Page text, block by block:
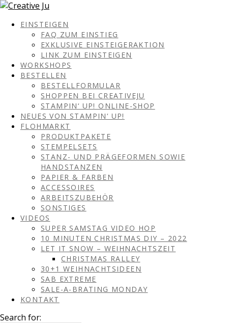
EINSTEIGEN
FAQ ZUM EINSTIEG
EXKLUSIVE EINSTEIGERAKTION
LINK ZUM EINSTEIGEN
WORKSHOPS
BESTELLEN
BESTELLFORMULAR
SHOPPEN BEI CREATIVEJU
STAMPIN‘ UP! ONLINE-SHOP
NEUES VON STAMPIN‘ UP!
FLOHMARKT
PRODUKTPAKETE
STEMPELSETS
STANZ- UND PRÄGEFORMEN SOWIE
HANDSTANZEN
PAPIER & FARBEN
ACCESSOIRES
ARBEITSZUBEHÖR
SONSTIGES
VIDEOS
SUPER SAMSTAG VIDEO HOP
10 MINUTEN CHRISTMAS DIY – 2022
LET IT SNOW – WEIHNACHTSZEIT
CHRISTMAS RALLEY
30+1 WEIHNACHTSIDEEN
SAB EXTREME
SALE-A-BRATING MONDAY
KONTAKT
Search for: